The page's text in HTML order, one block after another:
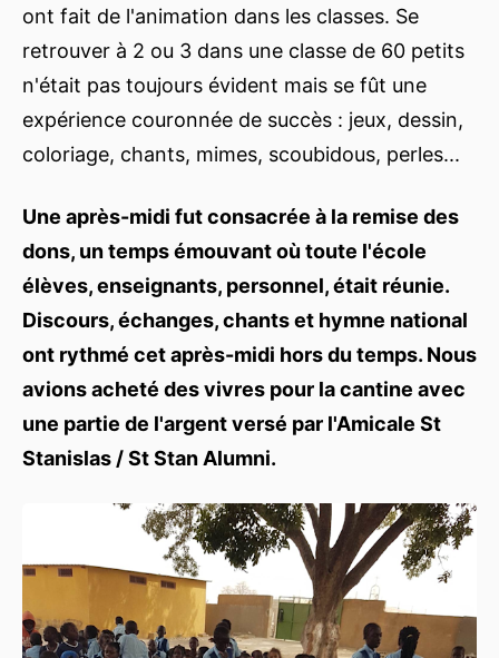
ont fait de l'animation dans les classes. Se
retrouver à 2 ou 3 dans une classe de 60 petits
n'était pas toujours évident mais se fût une
expérience couronnée de succès : jeux, dessin,
coloriage, chants, mimes, scoubidous, perles...
Une après-midi fut consacrée à la remise des
dons, un temps émouvant où toute l'école
élèves, enseignants, personnel, était réunie.
Discours, échanges, chants et hymne national
ont rythmé cet après-midi hors du temps. Nous
avions acheté des vivres pour la cantine avec
une partie de l'argent versé par l'Amicale St
Stanislas / St Stan Alumni.